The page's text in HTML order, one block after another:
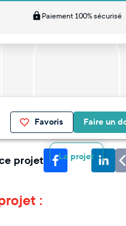
Paiement 100% sécurisé
Favoris Faire un
Le projet
projet
: